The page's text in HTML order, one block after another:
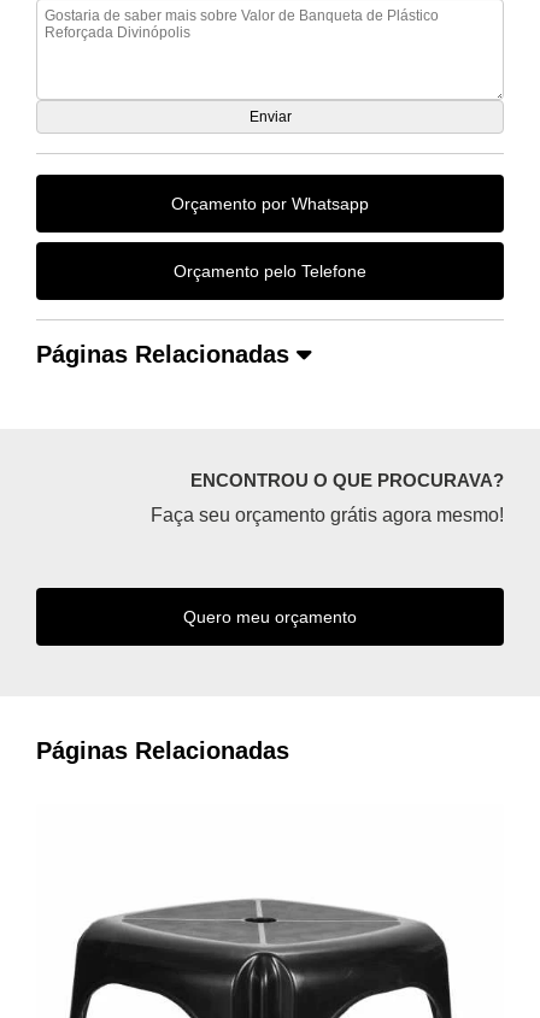
Orçamento por Whatsapp
Orçamento pelo Telefone
Páginas Relacionadas
ENCONTROU O QUE PROCURAVA?
Faça seu orçamento grátis agora mesmo!
Quero meu orçamento
Páginas Relacionadas